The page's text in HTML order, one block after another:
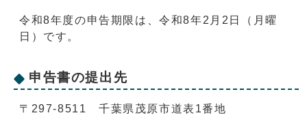
令和8年度の申告期限は、令和8年2月2日（月曜
日）です。
申告書の提出先
〒297-8511 千葉県茂原市道表1番地